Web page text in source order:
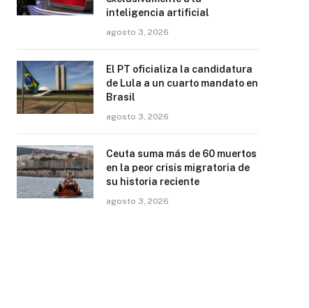
inteligencia artificial
agosto 3, 2026
El PT oficializa la candidatura
de Lula a un cuarto mandato en
Brasil
agosto 3, 2026
Ceuta suma más de 60 muertos
en la peor crisis migratoria de
su historia reciente
agosto 3, 2026